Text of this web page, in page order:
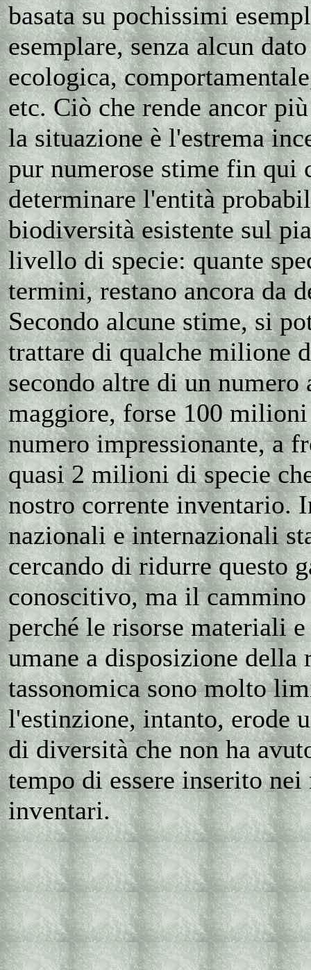
basata su pochissimi
esemplare, senza alcun
ecologica,
etc. Ciò che rende ancor
la situazione è l'estrema
pur numerose stime fin qui
determinare l'entità
biodiversità esistente sul
livello di specie: quante
termini, restano ancora da
Secondo alcune stime, si
trattare di qualche milione
secondo altre di un numero
maggiore, forse 100
numero impressionante, a
quasi 2 milioni di specie
nostro corrente inventario.
nazionali e internazionali
cercando di ridurre questo
conoscitivo, ma il
perché le risorse materiali
umane a disposizione della
tassonomica sono molto
l'estinzione, intanto, erode
di diversità che non ha
tempo di essere inserito nei
inventari.